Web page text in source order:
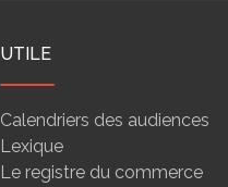
UTILE
Calendriers des audiences
Lexique
Le registre du commerce